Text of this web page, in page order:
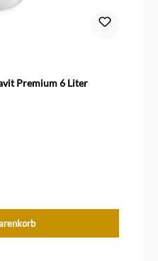
Premium 6 Liter